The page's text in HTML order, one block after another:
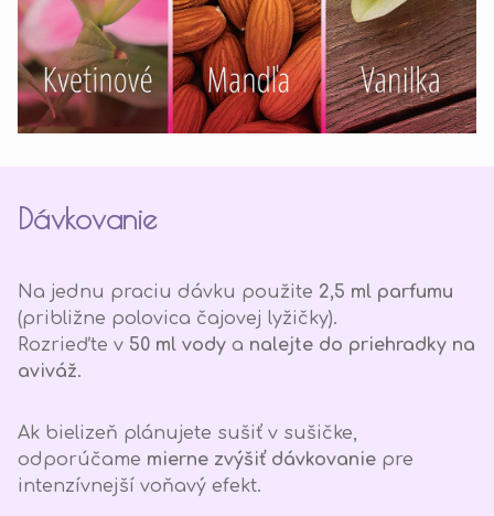
Dávkovanie
Na jednu praciu dávku použite 2,5 ml parfumu
(približne polovica čajovej lyžičky).
Rozrieďte v 50 ml vody a nalejte do priehradky na
aviváž.
Ak bielizeň plánujete sušiť v sušičke,
odporúčame mierne zvýšiť dávkovanie pre
intenzívnejší voňavý efekt.